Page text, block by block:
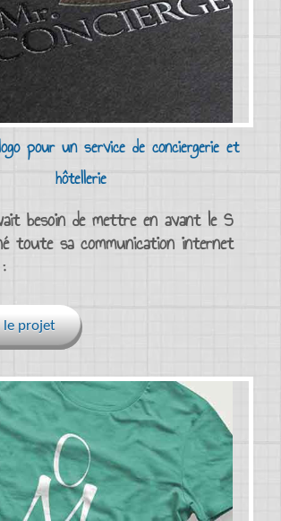
pour un service de conciergerie et
hôtellerie
besoin de mettre en avant le S
toute sa communication internet
le projet